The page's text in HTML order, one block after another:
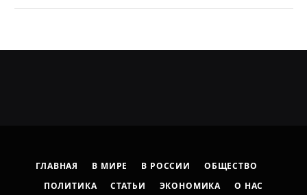
ГЛАВНАЯ В МИРЕ В РОССИИ ОБЩЕСТВО
ПОЛИТИКА СТАТЬИ ЭКОНОМИКА О НАС